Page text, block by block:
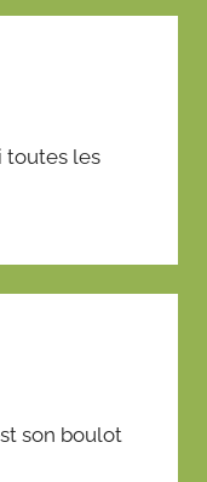
toutes les
son boulot